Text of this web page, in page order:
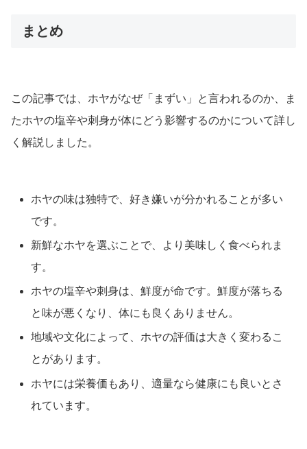
まとめ
この記事では、ホヤがなぜ「まずい」と言われるのか、ま
たホヤの塩辛や刺身が体にどう影響するのかについて詳し
く解説しました。
ホヤの味は独特で、好き嫌いが分かれることが多い
です。
新鮮なホヤを選ぶことで、より美味しく食べられま
す。
ホヤの塩辛や刺身は、鮮度が命です。鮮度が落ちる
と味が悪くなり、体にも良くありません。
地域や文化によって、ホヤの評価は大きく変わるこ
とがあります。
ホヤには栄養価もあり、適量なら健康にも良いとさ
れています。